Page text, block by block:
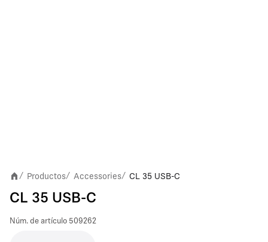
/ Productos/ Accessories/ CL 35 USB-C
CL 35 USB-C
Núm. de artículo 509262